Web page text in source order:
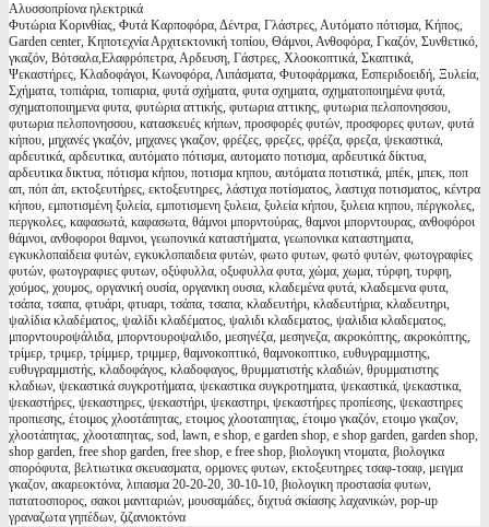
Αλυσσοπρίονα ηλεκτρικά
Φυτώρια Κορινθίας, Φυτά Καρποφόρα, Δέντρα, Γλάστρες, Αυτόματο πότισμα, Κήπος,
Garden center, Κηποτεχνία Αρχιτεκτονική τοπίου, Θάμνοι, Ανθοφόρα, Γκαζόν, Συνθετικό,
γκαζόν, Βότσαλα,Ελαφρόπετρα, Αρδευση, Γάστρες, Χλοοκοπτικά, Σκαπτικά,
Ψεκαστήρες, Κλαδοφάγοι, Κωνοφόρα, Λιπάσματα, Φυτοφάρμακα, Εσπεριδοειδή, Ξυλεία,
Σχήματα, τοπιάρια, τοπιαρια, φυτά σχήματα, φυτα σχηματα, σχηματοποιημένα φυτά,
σχηματοποιημενα φυτα, φυτώρια αττικής, φυτωρια αττικης, φυτωρια πελοπονησσου,
φυτωρια πελοπονησσου, κατασκευές κήπων, προσφορές φυτών, προσφορες φυτων, φυτά
κήπου, μηχανές γκαζόν, μηχανες γκαζον, φρέζες, φρεζες, φρέζα, φρεζα, ψεκαστικά,
αρδευτικά, αρδευτικα, αυτόματο πότισμα, αυτοματο ποτισμα, αρδευτικά δίκτυα,
αρδευτικα δικτυα, πότισμα κήπου, ποτισμα κηπου, αυτόματα ποτιστικά, μπέκ, μπεκ, ποπ
απ, πόπ άπ, εκτοξευτήρες, εκτοξευτηρες, λάστιχα ποτίσματος, λαστιχα ποτισματος, κέντρα
κήπου, εμποτισμένη ξυλεία, εμποτισμενη ξυλεια, ξυλεία κήπου, ξυλεια κηπου, πέργκολες,
περγκολες, καφασωτά, καφασωτα, θάμνοι μπορντούρας, θαμνοι μπορντουρας, ανθοφόροι
θάμνοι, ανθοφοροι θαμνοι, γεωπονικά καταστήματα, γεωπονικα καταστηματα,
εγκυκλοπαίδεια φυτών, εγκυκλοπαιδεια φυτών, φωτο φυτων, φωτό φυτών, φωτογραφίες
φυτών, φωτογραφιες φυτων, οξύφυλλα, οξυφυλλα φυτα, χώμα, χωμα, τύρφη, τυρφη,
χούμος, χουμος, οργανική ουσία, οργανικη ουσια, κλαδεμένα φυτά, κλαδεμενα φυτα,
τσάπα, τσαπα, φτυάρι, φτυαρι, τσάπα, τσαπα, κλαδευτήρι, κλαδευτήρια, κλαδευτηρι,
ψαλίδια κλαδέματος, ψαλίδι κλαδέματος, ψαλιδι κλαδεματος, ψαλιδια κλαδεματος,
μπορντουροψάλιδα, μπορντουροψαλιδο, μεσηνέζα, μεσηνεζα, ακροκόπτης, ακροκόπτης,
τρίμερ, τριμερ, τρίμμερ, τριμμερ, θαμνοκοπτικό, θαμνοκοπτικο, ευθυγραμμιστης,
ευθυγραμμιστής, κλαδοφάγος, κλαδοφαγος, θρυμματιστής κλαδιών, θρυμματιστης
κλαδιων, ψεκαστικά συγκροτήματα, ψεκαστικα συγκροτηματα, ψεκαστικά, ψεκαστικα,
ψεκαστήρες, ψεκαστηρες, ψεκαστήρι, ψεκαστηρι, ψεκαστήρες προπίεσης, ψεκαστηρες
προπιεσης, έτοιμος χλοοτάπητας, ετοιμος χλοοταπητας, έτοιμο γκαζόν, ετοιμο γκαζον,
χλοοτάπητας, χλοοταπητας, sod, lawn, e shop, e garden shop, e shop garden, garden shop,
shop garden, free shop garden, free shop, e free shop, βιολογικη ντοματα, βιολογικα
σπορόφυτα, βελτιωτικα σκευασματα, ορμονες φυτων, εκτοξευτηρες τσαφ-τσαφ, μειγμα
γκαζον, ακαρεοκτόνα, λιπασμα 20-20-20, 30-10-10, βιολογικη προστασία φυτων,
πατατοσπορος, σακοι μανιταριών, μουσαμάδες, διχτυά σκίασης λαχανικών, pop-up
γραναζωτα γηπέδων, ζιζανιοκτόνα